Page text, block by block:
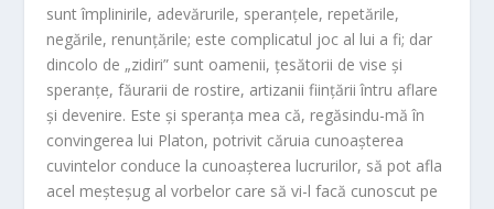
sunt împlinirile, adevărurile, speranțele, repetările,
negările, renunțările; este complicatul joc al lui a fi; dar
dincolo de „zidiri” sunt oamenii, țesătorii de vise și
speranțe, făurarii de rostire, artizanii ființării întru aflare
și devenire. Este și speranța mea că, regăsindu-mă în
convingerea lui Platon, potrivit căruia cunoașterea
cuvintelor conduce la cunoașterea lucrurilor, să pot afla
acel meșteșug al vorbelor care să vi-l facă cunoscut pe